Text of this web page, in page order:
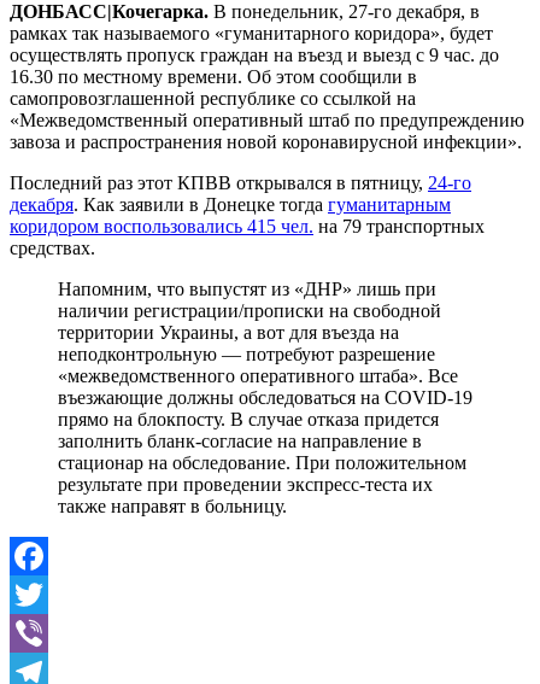
ДОНБАСС|Кочегарка. В понедельник, 27-го декабря, в
рамках так называемого «гуманитарного коридора», будет
осуществлять пропуск граждан на въезд и выезд с 9 час. до
16.30 по местному времени. Об этом сообщили в
самопровозглашенной республике со ссылкой на
«Межведомственный оперативный штаб по предупреждению
завоза и распространения новой коронавирусной инфекции».
Последний раз этот КПВВ открывался в пятницу, 24-го
декабря. Как заявили в Донецке тогда гуманитарным
коридором воспользовались 415 чел. на 79 транспортных
средствах.
Напомним, что выпустят из «ДНР» лишь при
наличии регистрации/прописки на свободной
территории Украины, а вот для въезда на
неподконтрольную — потребуют разрешение
«межведомственного оперативного штаба». Все
въезжающие должны обследоваться на COVID-19
прямо на блокпосту. В случае отказа придется
заполнить бланк-согласие на направление в
стационар на обследование. При положительном
результате при проведении экспресс-теста их
также направят в больницу.
Facebook
Twitter
Viber